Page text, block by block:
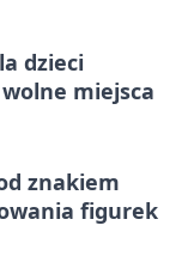
dzieci
miejsca
znakiem
figurek